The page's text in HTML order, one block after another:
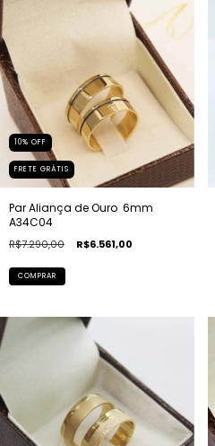
10% OFF
FRETE GRÁTIS
Par Aliança de Ouro  6mm 
A34C04
R$7.290,00 R$6.561,00
COMPRAR